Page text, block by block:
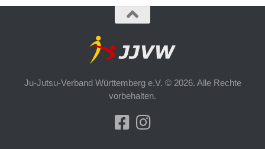
Ju-Jutsu-Verband Württemberg e.V. © 2026. Alle Rechte
vorbehalten.